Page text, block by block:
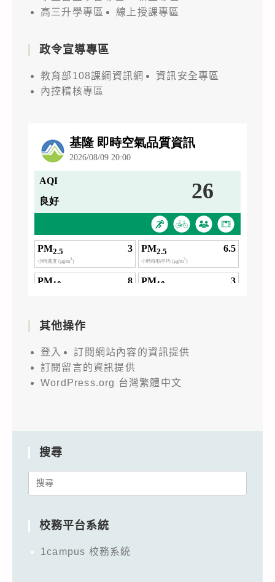
高三升學專區
線上授課專區
政令宣導專區
教育部108課綱資訊網
資訊安全專區
內控稽核專區
其他操作
登入
訂閱網站內容的資訊提供
訂閱留言的資訊提供
WordPress.org 台灣繁體中文
搜尋
Search
校務平台系統
1campus 校務系統